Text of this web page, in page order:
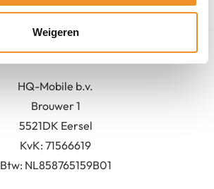
Weigeren
Contact
HQ-Mobile b.v.
Brouwer 1
5521DK Eersel
KvK:71566619
Btw: NL858765159B01